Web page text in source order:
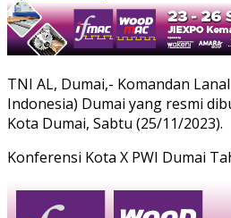
TNI AL, Dumai,- Komandan
Indonesia) Dumai yang resmi
Kota Dumai, Sabtu (25/11/2023).
Konferensi Kota X PWI Dumai